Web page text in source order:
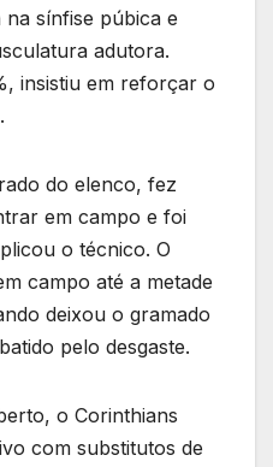
na sínfise púbica e
adutora.
insistiu em reforçar o
do elenco, fez
em campo e foi
o técnico. O
campo até a metade
deixou o gramado
pelo desgaste.
o Corinthians
com substitutos de